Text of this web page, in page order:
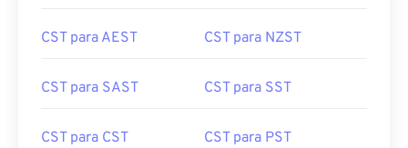
CST para AEST CST para NZST
CST para SAST CST para SST
CST para CST CST para PST